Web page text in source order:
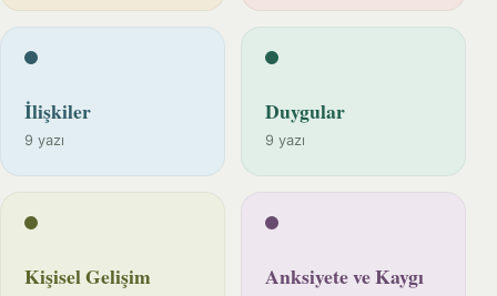
İlişkiler
9 yazı
Duygular
9 yazı
Kişisel Gelişim Anksiyete ve Kaygı